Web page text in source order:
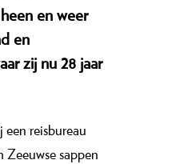
en weer
en
zij nu 28 jaar
een reisbureau
sappen